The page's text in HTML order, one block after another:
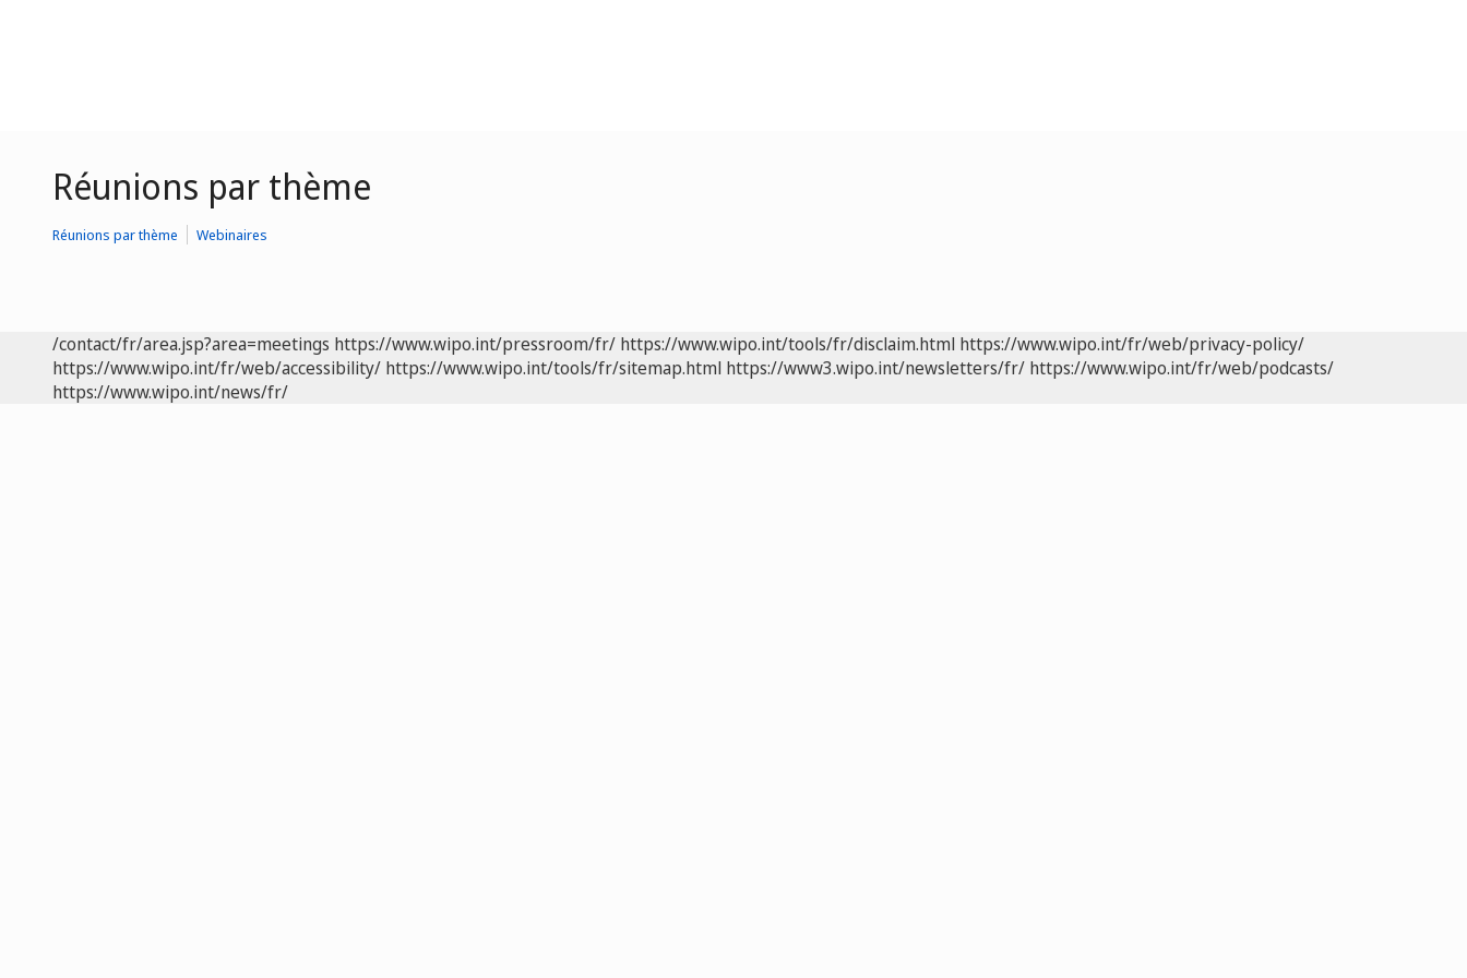
Réunions par thème
Réunions par thème Webinaires
/contact/fr/area.jsp?area=meetings https://www.wipo.int/pressroom/fr/ https://www.wipo.int/tools/fr/disclaim.html https://www.wipo.int/fr/web/privacy-policy/
https://www.wipo.int/fr/web/accessibility/ https://www.wipo.int/tools/fr/sitemap.html https://www3.wipo.int/newsletters/fr/ https://www.wipo.int/fr/web/podcasts/
https://www.wipo.int/news/fr/